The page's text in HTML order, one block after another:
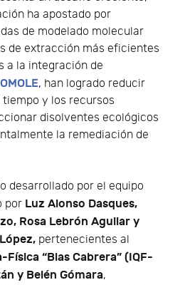
ha apostado por
de modelado molecular
de extracción más eficientes
a la integración de
, han logrado reducir
y los recursos
disolventes ecológicos
la remediación de
desarrollado por el equipo
por Luz Alonso Dasques,
Rosa Lebrón Aguilar y
pertenecientes al
“Blas Cabrera” (IQF-
y Belén Gómara,